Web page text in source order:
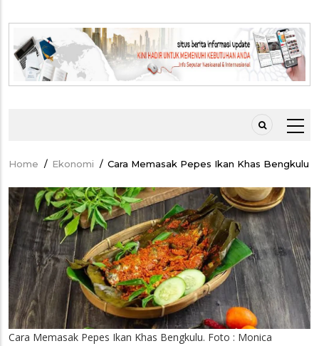
Breadcrumb
Home / Ekonomi / Cara Memasak Pepes Ikan Khas Bengkulu
Cara Memasak Pepes Ikan Khas Bengkulu. Foto : Monica